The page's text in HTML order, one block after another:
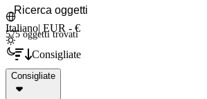
Italiano| EUR - €
575 oggettitrovati
Consigliate
Consigliate